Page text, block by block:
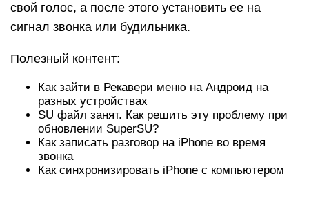
свой голос, а после этого установить ее на
сигнал звонка или будильника.
Полезный контент:
Как зайти в Рекавери меню на Андроид на
разных устройствах
SU файл занят. Как решить эту проблему при
обновлении SuperSU?
Как записать разговор на iPhone во время
звонка
Как синхронизировать iPhone с компьютером